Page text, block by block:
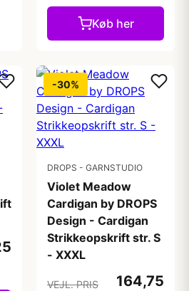
Køb her
-30%
DROPS - GARNSTUDIO
Violet Meadow
Cardigan by DROPS
Design - Cardigan
Strikkeopskrift str. S
- XXXL
VEJL. PRIS
164,75